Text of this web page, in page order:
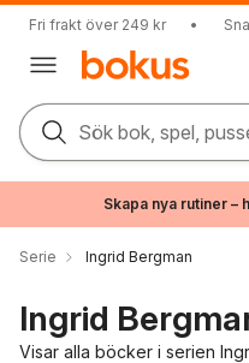
Fri frakt över 249 kr •
Sök bok, spel,
Skapa nya rutiner
Serie Ingrid Bergman
Ingrid
Visar alla böcker i serien